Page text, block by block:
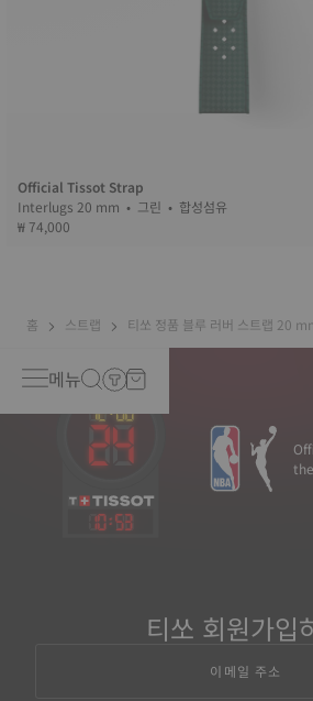
Official Tissot Strap
Interlugs 20 mm • 그린 • 합성섬유
₩ 74,000
홈 스트랩 티쏘 정품 블루 러버 스트랩 20
메뉴
10:53
티쏘 회원가입
이메일 주소